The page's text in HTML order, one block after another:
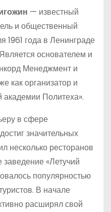
— известный
и общественный
1961 года в Ленинграде
основателем и
Менеджмент и
как организатор и
академии Политеха».
в сфере
значительных
несколько ресторанов
«Летучий
популярностью
В начале
расширял свой